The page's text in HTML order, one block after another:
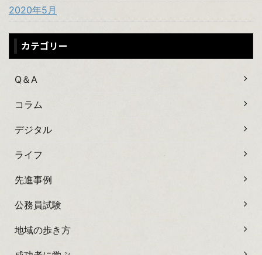
2020年5月
カテゴリー
Q＆A
コラム
デジタル
ライフ
先進事例
公務員試験
地域の歩き方